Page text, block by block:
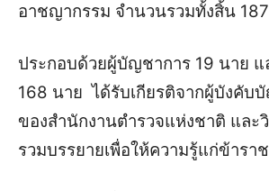
อาชญากรรม จำนวนรวมทั้งสิ้น
ประกอบด้วยผู้บัญชาการ 19 นาย แ
168 นาย ได้รับเกียรติจากผู้บังคับ
ของสำนักงานตำรวจแห่งชาติ และ
รวมบรรยายเพื่อให้ความรู้แก่ข้ารา